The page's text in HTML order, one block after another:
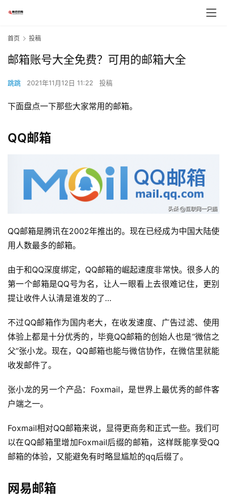
首页 投稿
邮箱账号大全免费？可用的邮箱大全
跳跳 2021年11月12日 11:22 投稿
下面盘点一下那些大家常用的邮箱。
QQ邮箱
QQ邮箱是腾讯在2002年推出的。现在已经成为中国大陆使
用人数最多的邮箱。
由于和QQ深度绑定，QQ邮箱的崛起速度非常快。很多人的
第一个邮箱是QQ号为名，让人一眼看上去很难记住，更别
提让收件人认清是谁发的了…
不过QQ邮箱作为国内老大，在收发速度、广告过滤、使用
体验上都是十分优秀的，毕竟QQ邮箱的创始人也是“微信之
父”张小龙。现在，QQ邮箱也能与微信协作，在微信里就能
收发邮件了。
张小龙的另一个产品：Foxmail，是世界上最优秀的邮件客
户端之一。
Foxmail相对QQ邮箱来说，显得更商务和正式一些。我们可
以在QQ邮箱里增加Foxmail后缀的邮箱，这样既能享受QQ
邮箱的体验，又能避免有时略显尴尬的qq后缀了。
网易邮箱